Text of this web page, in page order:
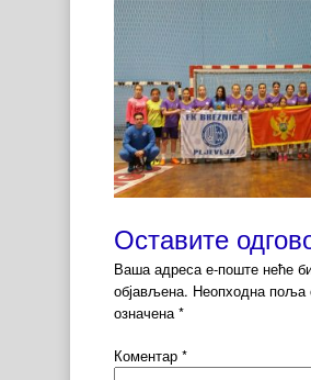
Оставите
Ваша адреса е-поште неће
објављена. Неопходна поља
означена *
Коментар *